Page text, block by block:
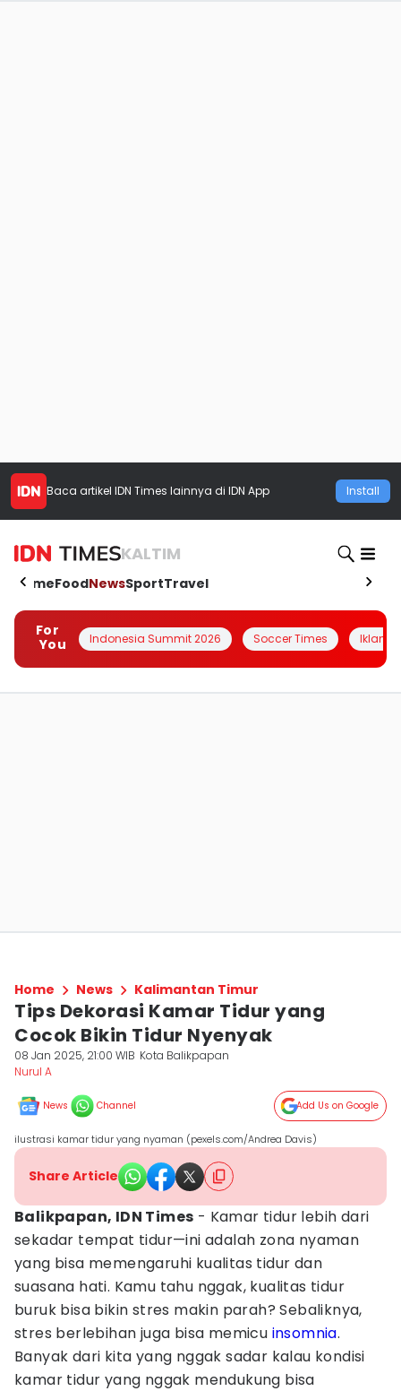
Baca artikel IDN Times lainnya di IDN App Install
KALTIM
HomeFoodNewsSportTravel
For
You
Indonesia Summit 2026 Soccer Times Iklanin
Home News Kalimantan Timur
Tips Dekorasi Kamar Tidur yang
Cocok Bikin Tidur Nyenyak
08 Jan 2025, 21:00 WIB Kota Balikpapan
Nurul A
News Channel Add Us on Google
ilustrasi kamar tidur yang nyaman (pexels.com/Andrea Davis)
Share Article
Balikpapan, IDN Times - Kamar tidur lebih dari
sekadar tempat tidur—ini adalah zona nyaman
yang bisa memengaruhi kualitas tidur dan
suasana hati. Kamu tahu nggak, kualitas tidur
buruk bisa bikin stres makin parah? Sebaliknya,
stres berlebihan juga bisa memicu insomnia.
Banyak dari kita yang nggak sadar kalau kondisi
kamar tidur yang nggak mendukung bisa